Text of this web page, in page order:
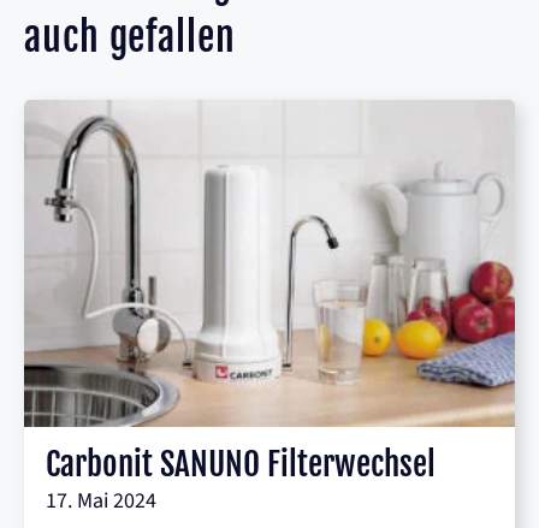
auch gefallen
Carbonit SANUNO Filterwechsel
17. Mai 2024